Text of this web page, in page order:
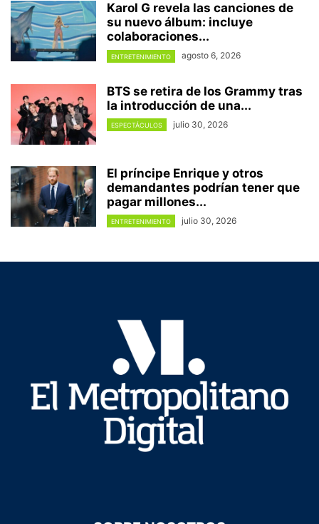
Karol G revela las canciones de
su nuevo álbum: incluye
colaboraciones...
ENTRETENIMIENTO agosto 6, 2026
BTS se retira de los Grammy tras
la introducción de una...
ESPECTÁCULOS julio 30, 2026
El príncipe Enrique y otros
demandantes podrían tener que
pagar millones...
ENTRETENIMIENTO julio 30, 2026